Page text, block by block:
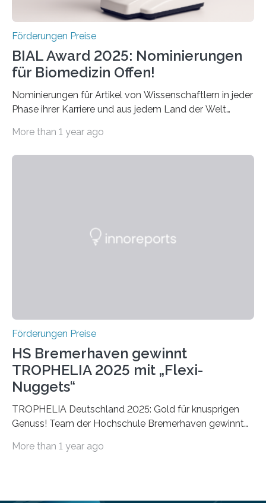
Förderungen Preise
BIAL Award 2025: Nominierungen
für Biomedizin Offen!
Nominierungen für Artikel von Wissenschaftlern in jeder
Phase ihrer Karriere und aus jedem Land der Welt
Leben gerufen, um die bemerkenswertesten
Foundation, des BIAL Award in Biomedicine ist in
More than 1 year ago
Förderungen Preise
HS Bremerhaven gewinnt
TROPHELIA 2025 mit „Flexi-
Nuggets“
TROPHELIA Deutschland 2025: Gold für knusprigen
Genuss! Team der Hochschule Bremerhaven gewinnt
ECOTROPHELIAMit der Produktidee “Flexi-Nuggets”
More than 1 year ago